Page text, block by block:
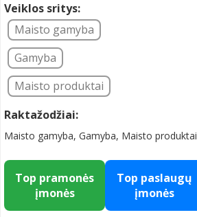
Veiklos sritys:
Maisto gamyba
Gamyba
Maisto produktai
Raktažodžiai:
Maisto gamyba, Gamyba, Maisto produktai
Top pramonės
įmonės
Top paslaugų
įmonės